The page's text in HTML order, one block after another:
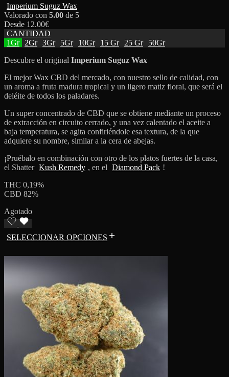
Imperium Suguz Wax
Valorado con 5.00 de 5
Desde 12.00€
CANTIDAD
1Gr
2Gr 3Gr 5Gr 10Gr 15 Gr 25 Gr
50Gr
Descubre el original Imperium Suguz Wax
El mejor Wax CBD del mercado, con nuestro sello de calidad, con
un aroma a fruta madura tropical y un ligero matiz floral, que será el
deléite de todos los paladares.
Un super concentrado de CBD que se obtiene mediante un proceso
de extracción en circuito cerrado, y una vez calentado el aceite a
baja temperatura, se agita confiriéndole esa textura, de la que
adquiere su nombre, similar a la cera de abejas.
¡Pruébalo en combinación con otro de los platos fuertes de la casa,
el Shatter Kush Remedy , en el Diamond Pack !
THC 0,19%
CBD 82%
Agotado
SELECCIONAR OPCIONES